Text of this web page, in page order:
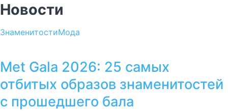
Новости
ЗнаменитостиМода
Met Gala 2026: 25 самых
отбитых образов знаменитостей
с прошедшего бала